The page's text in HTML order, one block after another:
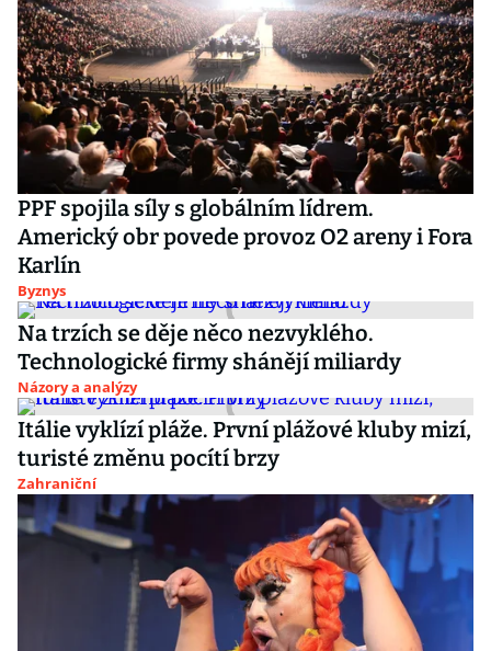
PPF spojila síly s globálním lídrem.
Americký obr povede provoz O2 areny i Fora
Karlín
Byznys
Na trzích se děje něco nezvyklého.
Technologické firmy shánějí miliardy
Názory a analýzy
Itálie vyklízí pláže. První plážové kluby mizí,
turisté změnu pocítí brzy
Zahraniční